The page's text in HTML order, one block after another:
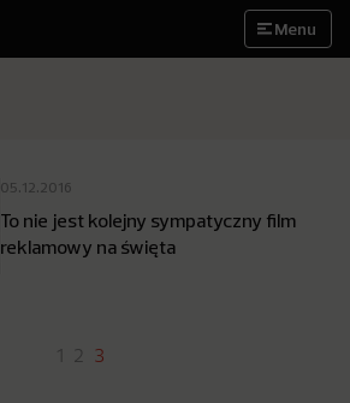
Menu
05.12.2016
To nie jest kolejny sympatyczny film
reklamowy na święta
2 3